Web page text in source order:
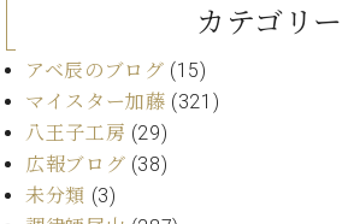
ヒ
ュ
タ
イ
ン
レ
ア
ノ
製
造
番
シ
ュ
タ
ン
を
キ
ャ
ン
ペ
ー
店
店
舗・
サ
的
に
学
ぶ
方
カテゴリー
アベ辰のブログ (15)
マイスター加藤 (321)
八王子工房 (29)
広報ブログ (38)
未分類 (3)